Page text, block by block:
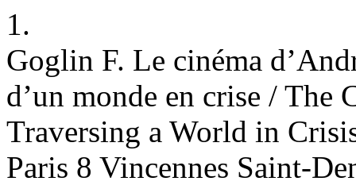
1.
Goglin F. Le cinéma
d’un monde en crise /
Traversing a World in
Paris 8 Vincennes Saint-